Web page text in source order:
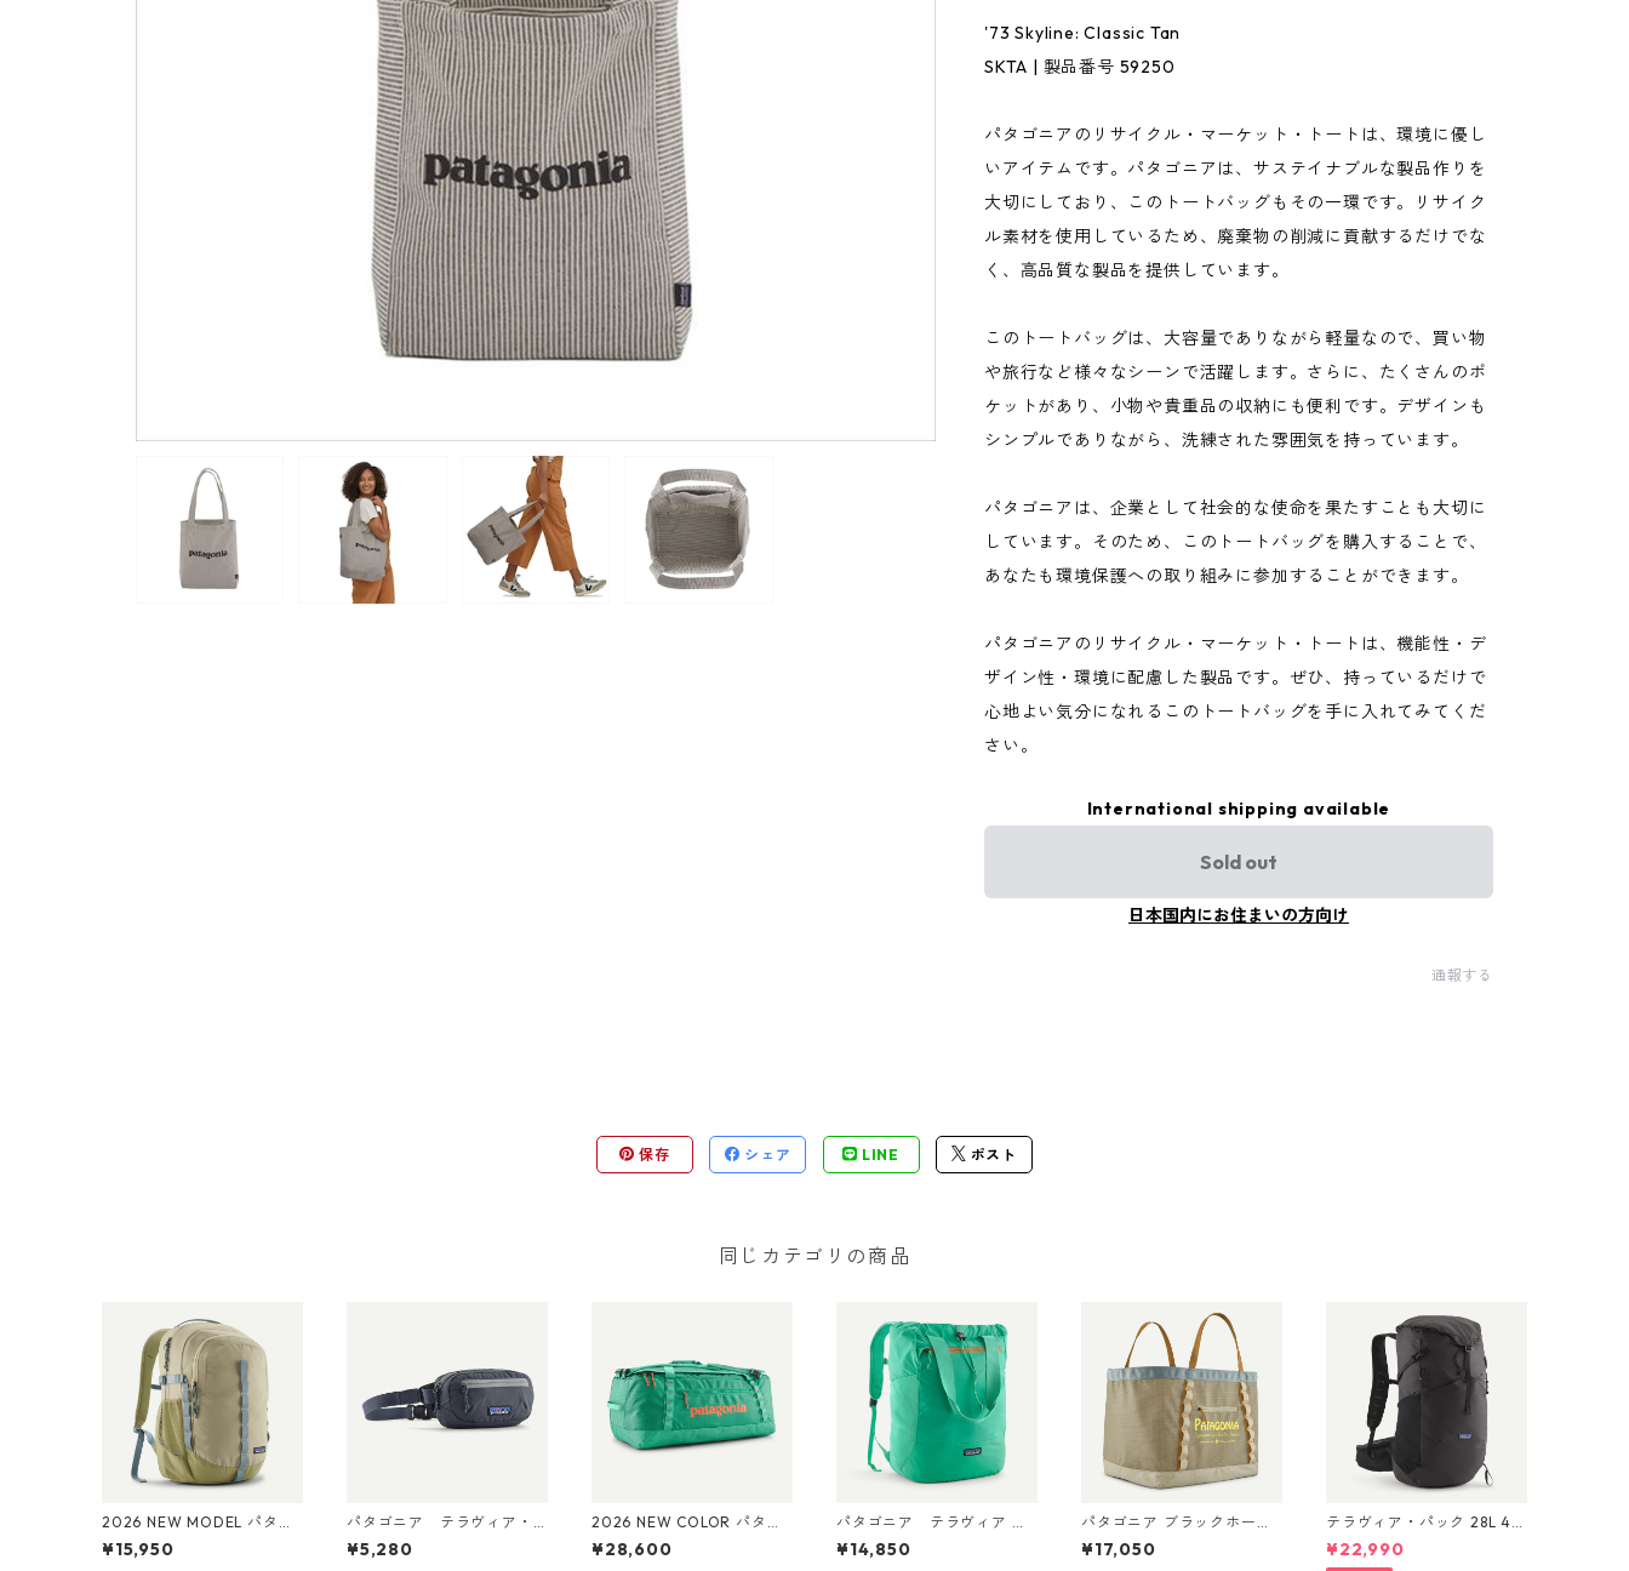
'73 Skyline: Classic Tan
SKTA | 製品番号 59250
パタゴニアのリサイクル・マーケット・トートは、環境に優し
いアイテムです。パタゴニアは、サステイナブルな製品作りを
大切にしており、このトートバッグもその一環です。リサイク
ル素材を使用しているため、廃棄物の削減に貢献するだけでな
く、高品質な製品を提供しています。
このトートバッグは、大容量でありながら軽量なので、買い物
や旅行など様々なシーンで活躍します。さらに、たくさんのポ
ケットがあり、小物や貴重品の収納にも便利です。デザインも
シンプルでありながら、洗練された雰囲気を持っています。
パタゴニアは、企業として社会的な使命を果たすことも大切に
しています。そのため、このトートバッグを購入することで、
あなたも環境保護への取り組みに参加することができます。
パタゴニアのリサイクル・マーケット・トートは、機能性・デ
ザイン性・環境に配慮した製品です。ぜひ、持っているだけで
心地よい気分になれるこのトートバッグを手に入れてみてくだ
さい。
International shipping available
Sold out
日本国内にお住まいの方向け
通報する
保存 シェア LINE ポスト
同じカテゴリの商品
2026 NEW MODEL パタゴ
ニア レフュジオ・デイパ
ック 26L Weathered Stone
¥15,950
パタゴニア テラヴィア・
ミニ・ヒップ・パック 1L
(カラー Smolder Blue) Pat
¥5,280
2026 NEW COLOR パタゴ
ニア ブラックホール・ダ
ッフル 70L (カラー Aqua
¥28,600
パタゴニア テラヴィア ト
ート パック 24L Aqua Ston
e 48814 Patagonia Terravi
¥14,850
パタゴニア ブラックホー
ル・ギア・トート 61L Wate
r People Banner: Weather
¥17,050
テラヴィア・パック 28L 48
911 Black
¥22,990